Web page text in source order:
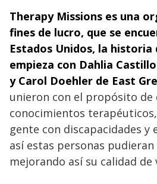
Therapy Missions es una
fines de lucro, que se
Estados Unidos, la historia
empieza con Dahlia
y Carol Doehler de East
unieron con el propósito
conocimientos
gente con discapacidades y
así estas personas pudieran
mejorando así su calidad de